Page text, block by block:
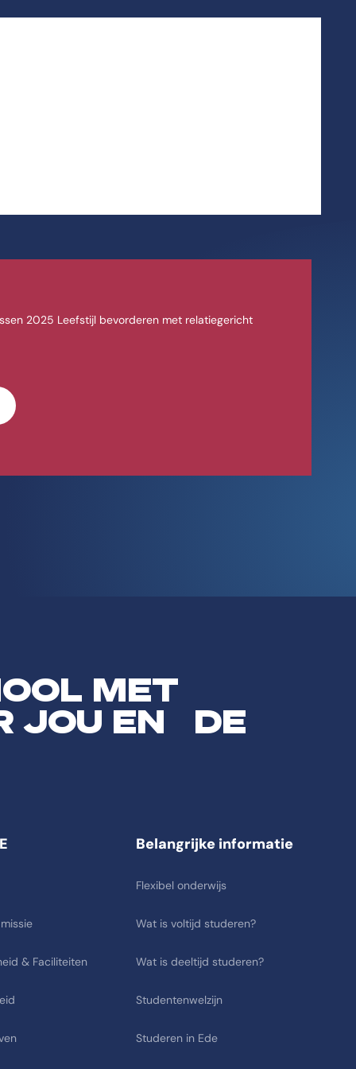
2025 Leefstijl bevorderen met relatiegericht
MET
JOU EN DE
& Faciliteiten
Belangrijke informatie
Flexibel onderwijs
Wat is voltijd studeren?
Wat is deeltijd studeren?
Studentenwelzijn
Studeren in Ede